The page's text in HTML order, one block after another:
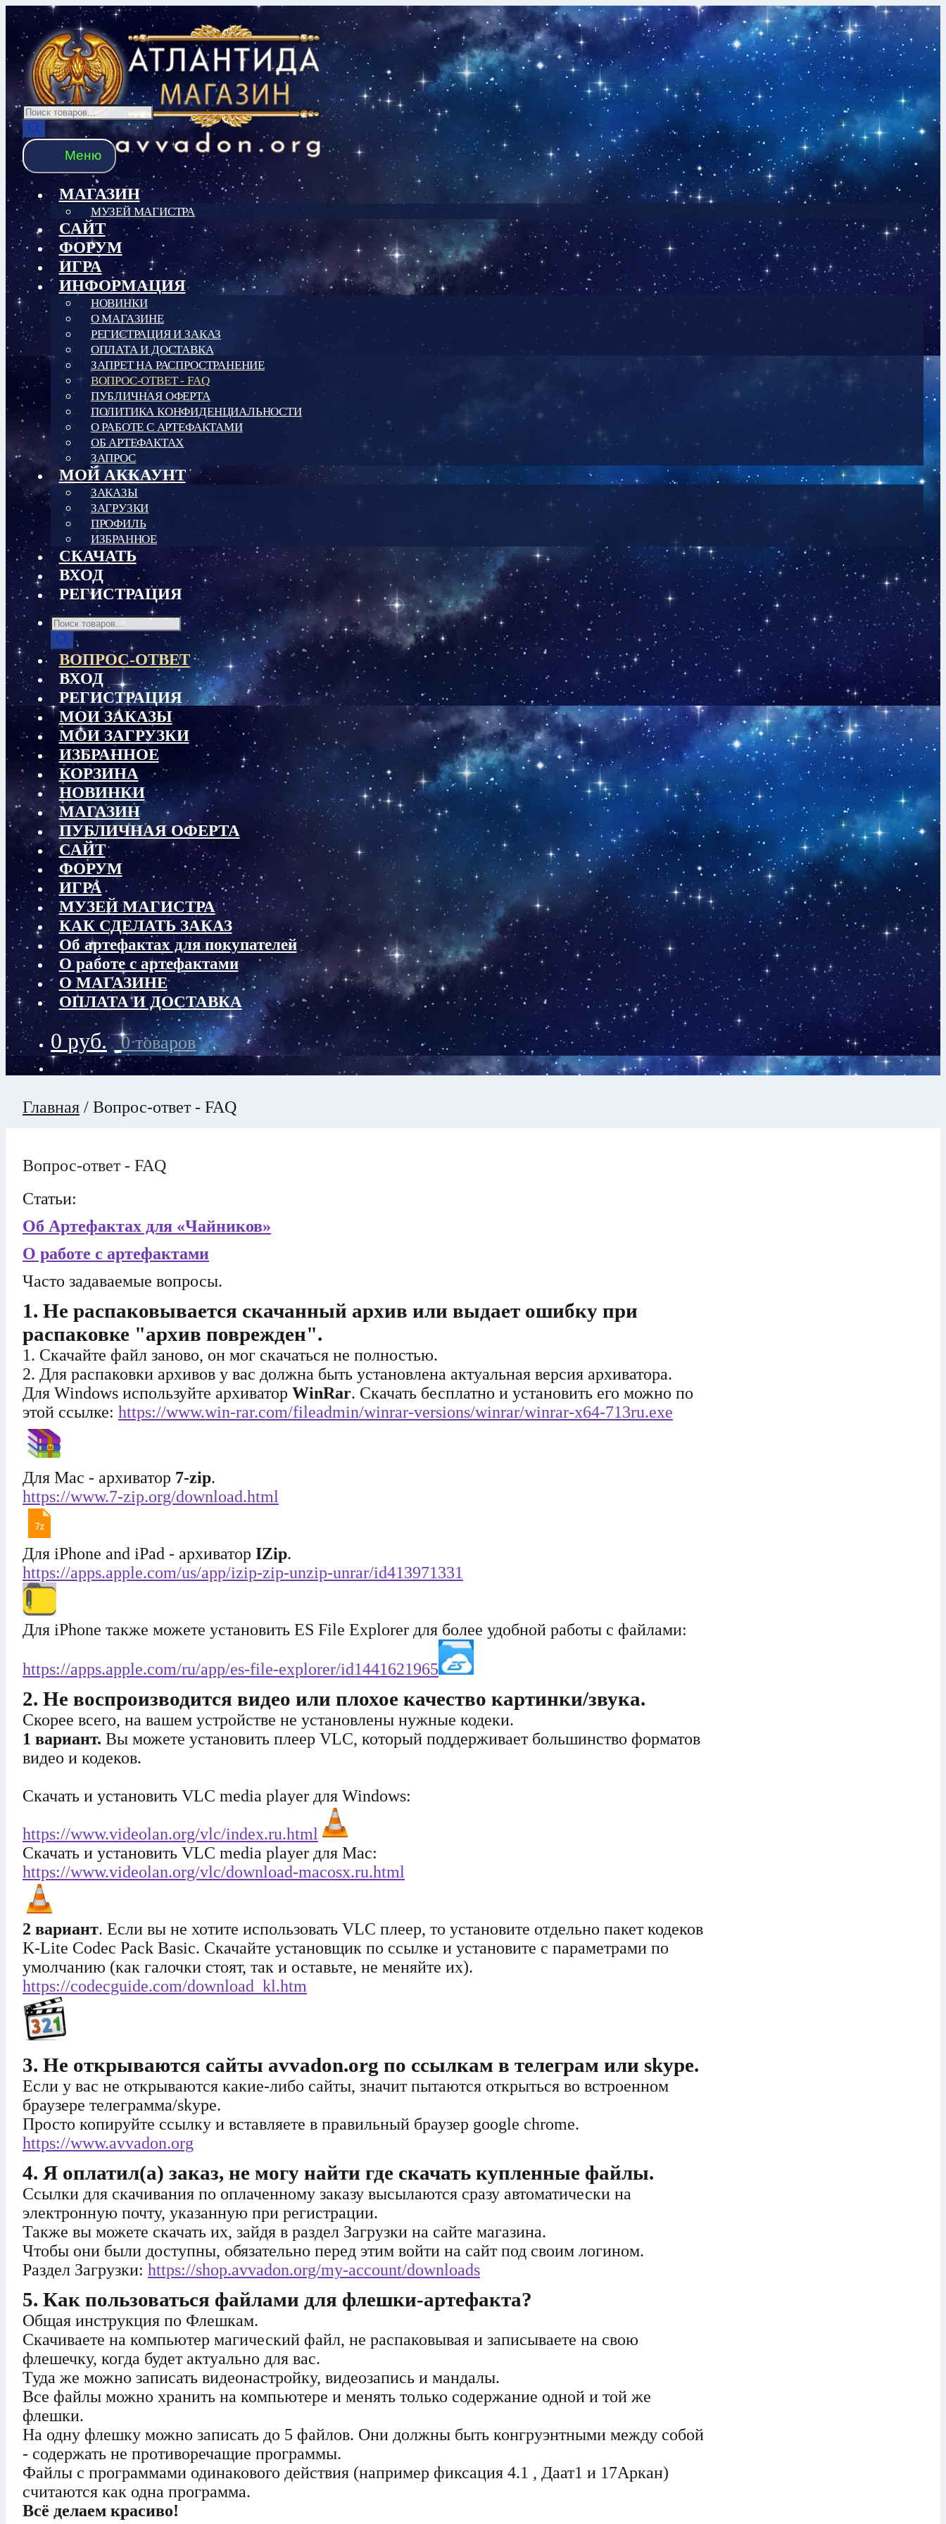
Перейти
к
навигации
Перейти
к
содержимому
Поиск
товаров
Меню
МАГАЗИН
МУЗЕЙ МАГИСТРА
САЙТ
ФОРУМ
ИГРА
ИНФОРМАЦИЯ
НОВИНКИ
О МАГАЗИНЕ
РЕГИСТРАЦИЯ И ЗАКАЗ
ОПЛАТА И ДОСТАВКА
ЗАПРЕТ НА РАСПРОСТРАНЕНИЕ
ВОПРОС-ОТВЕТ - FAQ
ПУБЛИЧНАЯ ОФЕРТА
ПОЛИТИКА КОНФИДЕНЦИАЛЬНОСТИ
О РАБОТЕ С АРТЕФАКТАМИ
ОБ АРТЕФАКТАХ
ЗАПРОС
МОЙ АККАУНТ
ЗАКАЗЫ
ЗАГРУЗКИ
ПРОФИЛЬ
ИЗБРАННОЕ
СКАЧАТЬ
ВХОД
РЕГИСТРАЦИЯ
Поиск
товаров
ВОПРОС-ОТВЕТ
ВХОД
РЕГИСТРАЦИЯ
МОИ ЗАКАЗЫ
МОИ ЗАГРУЗКИ
ИЗБРАННОЕ
КОРЗИНА
НОВИНКИ
МАГАЗИН
ПУБЛИЧНАЯ ОФЕРТА
САЙТ
ФОРУМ
ИГРА
МУЗЕЙ МАГИСТРА
КАК СДЕЛАТЬ ЗАКАЗ
Об артефактах для покупателей
О работе с артефактами
О МАГАЗИНЕ
ОПЛАТА И ДОСТАВКА
0 руб. 0 товаров
Главная / Вопрос-ответ - FAQ
Вопрос-ответ - FAQ
Статьи:
Об Артефактах для «Чайников»
О работе с артефактами
Часто задаваемые вопросы.
1. Не распаковывается скачанный архив или выдает ошибку при
распаковке "архив поврежден".
1. Скачайте файл заново, он мог скачаться не полностью.
2. Для распаковки архивов у вас должна быть установлена актуальная версия архиватора.
Для Windows используйте архиватор WinRar. Скачать бесплатно и установить его можно по
этой ссылке: https://www.win-rar.com/fileadmin/winrar-versions/winrar/winrar-x64-713ru.exe
Для Mac - архиватор 7-zip.
https://www.7-zip.org/download.html
Для iPhone and iPad - архиватор IZip.
https://apps.apple.com/us/app/izip-zip-unzip-unrar/id413971331
Для iPhone также можете установить ES File Explorer для более удобной работы с файлами:
https://apps.apple.com/ru/app/es-file-explorer/id1441621965
2. Не воспроизводится видео или плохое качество картинки/звука.
Скорее всего, на вашем устройстве не установлены нужные кодеки.
1 вариант. Вы можете установить плеер VLC, который поддерживает большинство форматов
видео и кодеков.
Скачать и установить VLC media player для Windows:
https://www.videolan.org/vlc/index.ru.html
Скачать и установить VLC media player для Mac:
https://www.videolan.org/vlc/download-macosx.ru.html
2 вариант. Если вы не хотите использовать VLC плеер, то установите отдельно пакет кодеков
K-Lite Codec Pack Basic. Скачайте установщик по ссылке и установите с параметрами по
умолчанию (как галочки стоят, так и оставьте, не меняйте их).
https://codecguide.com/download_kl.htm
3. Не открываются сайты avvadon.org по ссылкам в телеграм или skype.
Если у вас не открываются какие-либо сайты, значит пытаются открыться во встроенном
браузере телеграмма/skype.
Просто копируйте ссылку и вставляете в правильный браузер google chrome.
https://www.avvadon.org
4. Я оплатил(а) заказ, не могу найти где скачать купленные файлы.
Ссылки для скачивания по оплаченному заказу высылаются сразу автоматически на
электронную почту, указанную при регистрации.
Также вы можете скачать их, зайдя в раздел Загрузки на сайте магазина.
Чтобы они были доступны, обязательно перед этим войти на сайт под своим логином.
Раздел Загрузки: https://shop.avvadon.org/my-account/downloads
5. Как пользоваться файлами для флешки-артефакта?
Общая инструкция по Флешкам.
Скачиваете на компьютер магический файл, не распаковывая и записываете на свою
флешечку, когда будет актуально для вас.
Туда же можно записать видеонастройку, видеозапись и мандалы.
Все файлы можно хранить на компьютере и менять только содержание одной и той же
флешки.
На одну флешку можно записать до 5 файлов. Они должны быть конгруэнтными между собой
- содержать не противоречащие программы.
Файлы с программами одинакового действия (например фиксация 4.1 , Даат1 и 17Аркан)
считаются как одна программа.
Всё делаем красиво!